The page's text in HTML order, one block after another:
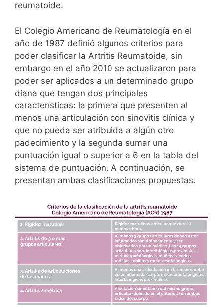
reumatoide.
El Colegio Americano de Reumatología en el
año de 1987 definió algunos criterios para
poder clasificar la Artritis Reumatoide, sin
embargo en el año 2010 se actualizaron para
poder ser aplicados a un determinado grupo
diana que tengan dos principales
características: la primera que presenten al
menos una articulación con sinovitis clínica y
que no pueda ser atribuida a algún otro
padecimiento y la segunda sumar una
puntuación igual o superior a 6 en la tabla del
sistema de puntuación. A continuación, se
presentan ambas clasificaciones propuestas.